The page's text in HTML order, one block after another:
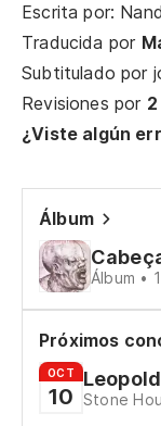
Escrita por:
Traducida por
Subtitulado por
Revisiones por
¿Viste algún
Álbum
Álbum •
Próximos
OCT
10 Stone